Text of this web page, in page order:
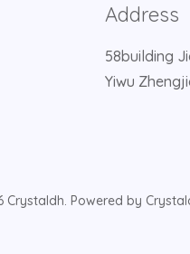
Address
58building
Yiwu
Crystaldh. Powered by